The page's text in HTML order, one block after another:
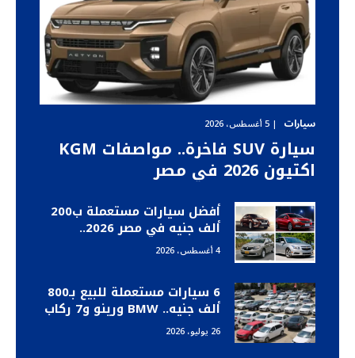
سيارات 5 أغسطس، 2026
سيارة SUV فاخرة.. مواصفات KGM
اكتيون 2026 في مصر
أفضل سيارات مستعملة ب200
ألف جنيه في مصر 2026..
اختيارات هتوفر فلوسك4 أغسطس، 2026
6 سيارات مستعملة للبيع بـ800
ألف جنيه.. BMW ورينو و7 ركاب
26 يوليو، 2026